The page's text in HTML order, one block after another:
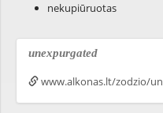
nekupiūruotas
unexpurgated
www.alkonas.lt/zodzio/